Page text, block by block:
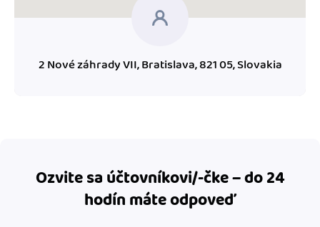
2 Nové záhrady VII, Bratislava, 821 05, Slovakia
Ozvite sa účtovníkovi/-čke – do 24
hodín máte odpoveď